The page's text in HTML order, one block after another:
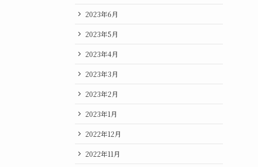
2023年6月
2023年5月
2023年4月
2023年3月
2023年2月
2023年1月
2022年12月
2022年11月